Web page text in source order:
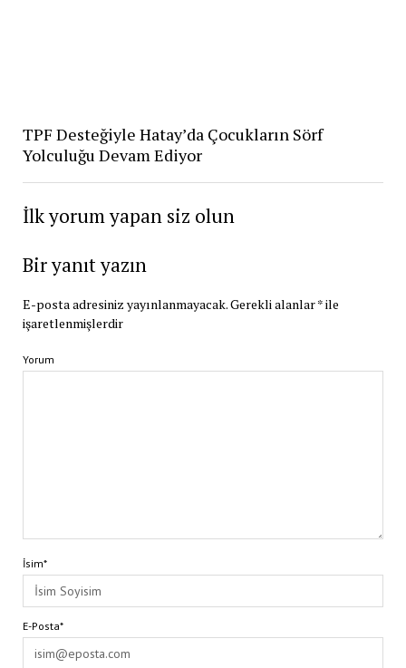
TPF Desteğiyle Hatay’da Çocukların Sörf
Yolculuğu Devam Ediyor
İlk yorum yapan siz olun
Bir yanıt yazın
E-posta adresiniz yayınlanmayacak.Gerekli alanlar*ile
işaretlenmişlerdir
Yorum
İsim*
E-Posta*